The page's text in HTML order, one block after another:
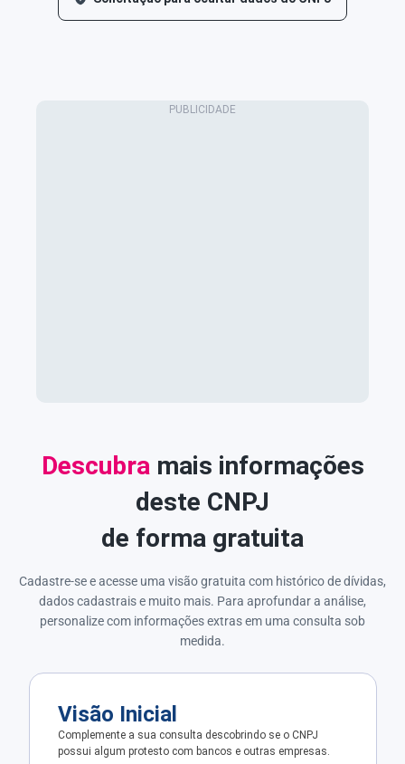
Descubra mais informações
deste CNPJ
de forma gratuita
Cadastre-se e acesse uma visão gratuita com histórico de dívidas,
dados cadastrais e muito mais. Para aprofundar a análise,
personalize com informações extras em uma consulta sob
medida.
Visão Inicial
Complemente a sua consulta descobrindo se o CNPJ
possui algum protesto com bancos e outras empresas.